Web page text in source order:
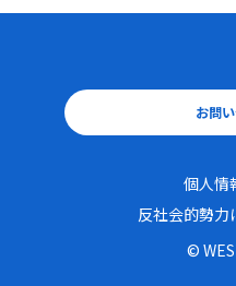
個人情
反社会的勢力
お問
個人情
反社会的勢力
©